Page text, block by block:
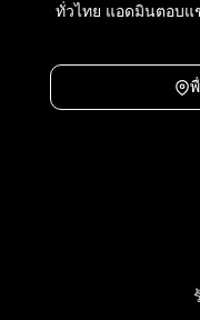
ทั่วไทย แอดมินตอบแ